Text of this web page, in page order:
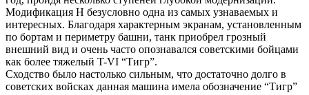
Модификация Н безусловно одна из самых узнаваемых и
интересных. Благодаря характерным экранам, установленным
по бортам и периметру башни, танк приобрел грозный
внешний вид и очень часто опознавался советскими бойцами
как более тяжелый T-VI “Тигр”.
Сходство было настолько сильным, что достаточно долго в
советских войсках данная машина имела обозначение “Тигр”